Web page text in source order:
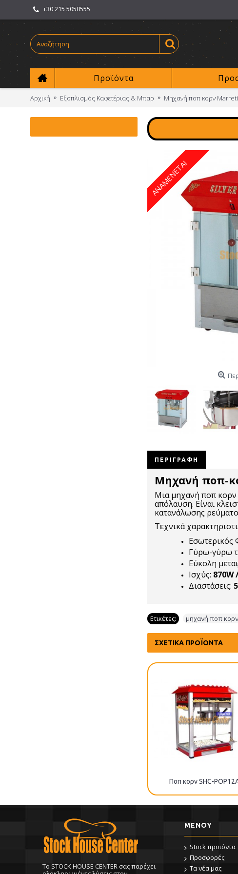
+30 215 5050555
Προϊόντα
Αρχική Εξοπλισμός Καφετέριας & Μπαρ Μηχανή ποπ κορν
ΑΝΑΜΕΝΕΤΑΙ
ΠΕΡΙΓΡΑΦΉ
Μηχανή ποπ-
Μια μηχανή ποπ κορν
απόλαυση. Είναι
κατανάλωσης
Τεχνικά
Εσωτερικός
Γύρω-γύρω
Εύκολη
Ισχύς: 870W
Διαστάσεις:
Ετικέτες: μηχανή ποπ
ΣΧΕΤΙΚΆ ΠΡΟΪΌΝΤΑ
Ποπ κορν SHC-
To STOCK HOUSE CENTER σας παρέχει
ΜΕΝΟΥ
Stock προϊόντα
Προσφορές
Τα νέα μας